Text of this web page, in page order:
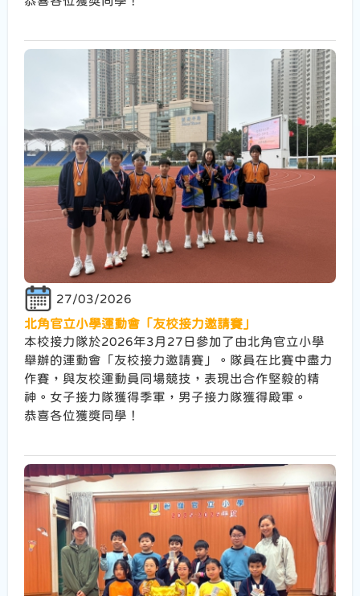
27/03/2026
北角官立小學運動會「友校接力邀請賽」
本校接力隊於2026年3月27日參加了由北角官立小學
舉辦的運動會「友校接力邀請賽」。隊員在比賽中盡力
作賽，與友校運動員同場競技，表現出合作堅毅的精
神。女子接力隊獲得季軍，男子接力隊獲得殿軍。
恭喜各位獲獎同學！